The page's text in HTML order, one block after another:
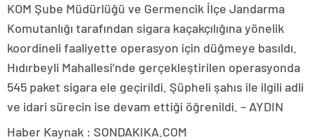
KOM Şube Müdürlüğü ve Germencik İlçe Jandarma
Komutanlığı tarafından sigara kaçakçılığına yönelik
koordineli faaliyette operasyon için düğmeye basıldı.
Hıdırbeyli Mahallesi’nde gerçekleştirilen operasyonda
545 paket sigara ele geçirildi. Şüpheli şahıs ile ilgili adli
ve idari sürecin ise devam ettiği öğrenildi. – AYDIN
Haber Kaynak : SONDAKIKA.COM